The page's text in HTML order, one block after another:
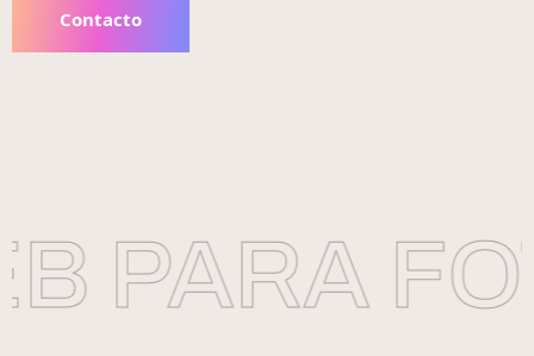
Contacto
PARA